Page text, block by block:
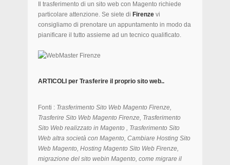
Il trasferimento di un sito web con Magento richiede
particolare attenzione. Se siete di Firenze vi
consigliamo di prenotare un appuntamento in modo da
pianificare il tutto assieme ad un tecnico qualificato.
ARTICOLI per Trasferire il proprio sito web..
Fonti : Trasferimento Sito Web Magento Firenze,
Trasferire Sito Web Magento Firenze, Trasferimento
Sito Web realizzato in Magento , Trasferimento Sito
Web altra società con Magento, Cambiare Hosting Sito
Web Magento, Hosting Magento Sito Web Firenze,
migrazione del sito webin Magento, come migrare il